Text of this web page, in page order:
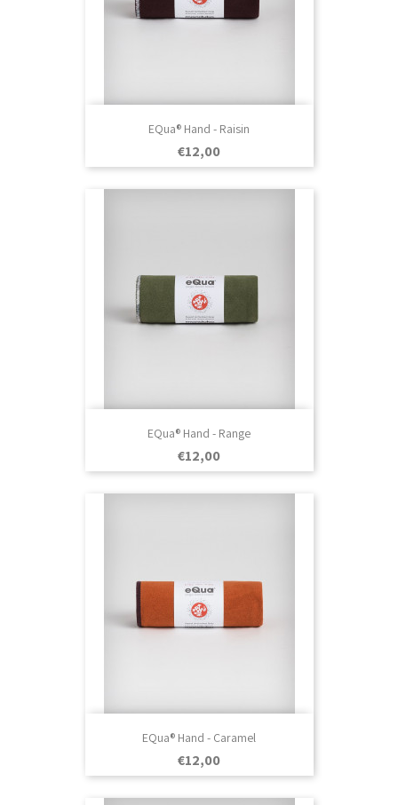
EQua® Hand - Raisin
Prezo
€12,00
EQua® Hand - Range
Prezo
€12,00
EQua® Hand - Caramel
Prezo
€12,00